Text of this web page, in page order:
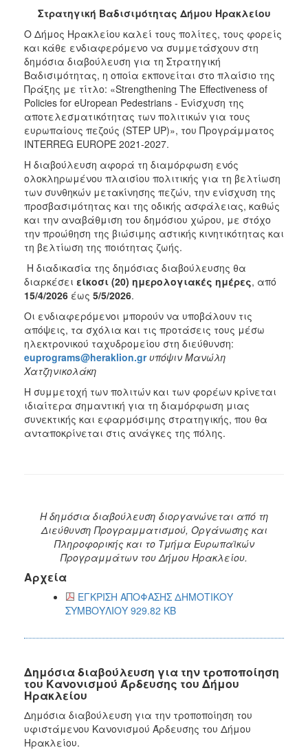
Στρατηγική Βαδισιμότητας Δήμου Ηρακλείου
Ο Δήμος Ηρακλείου καλεί τους πολίτες, τους φορείς
και κάθε ενδιαφερόμενο να συμμετάσχουν στη
δημόσια διαβούλευση για τη Στρατηγική
Βαδισιμότητας, η οποία εκπονείται στο πλαίσιο της
Πράξης με τίτλο: «Strengthening The Effectiveness of
Policies for eUropean Pedestrians - Ενίσχυση της
αποτελεσματικότητας των πολιτικών για τους
ευρωπαίους πεζούς (STEP UP)», του Προγράμματος
INTERREG EUROPE 2021-2027.
Η διαβούλευση αφορά τη διαμόρφωση ενός
ολοκληρωμένου πλαισίου πολιτικής για τη βελτίωση
των συνθηκών μετακίνησης πεζών, την ενίσχυση της
προσβασιμότητας και της οδικής ασφάλειας, καθώς
και την αναβάθμιση του δημόσιου χώρου, με στόχο
την προώθηση της βιώσιμης αστικής κινητικότητας και
τη βελτίωση της ποιότητας ζωής.
Η διαδικασία της δημόσιας διαβούλευσης θα
διαρκέσει είκοσι (20) ημερολογιακές ημέρες, από
15/4/2026 έως 5/5/2026.
Οι ενδιαφερόμενοι μπορούν να υποβάλουν τις
απόψεις, τα σχόλια και τις προτάσεις τους μέσω
ηλεκτρονικού ταχυδρομείου στη διεύθυνση:
euprograms@heraklion.gr υπόψιν Μανώλη
Χατζηνικολάκη
Η συμμετοχή των πολιτών και των φορέων κρίνεται
ιδιαίτερα σημαντική για τη διαμόρφωση μιας
συνεκτικής και εφαρμόσιμης στρατηγικής, που θα
ανταποκρίνεται στις ανάγκες της πόλης.
Η δημόσια διαβούλευση διοργανώνεται από τη
Διεύθυνση Προγραμματισμού, Οργάνωσης και
Πληροφορικής και το Τμήμα Ευρωπαϊκών
Προγραμμάτων του Δήμου Ηρακλείου.
Αρχεία
ΕΓΚΡΙΣΗ ΑΠΟΦΑΣΗΣ ΔΗΜΟΤΙΚΟΥ
ΣΥΜΒΟΥΛΙΟΥ 929.82 KB
Δημόσια διαβούλευση για την τροποποίηση
του Κανονισμού Άρδευσης του Δήμου
Ηρακλείου
Δημόσια διαβούλευση για την τροποποίηση του
υφιστάμενου Κανονισμού Άρδευσης του Δήμου
Ηρακλείου.